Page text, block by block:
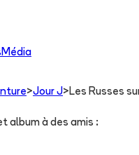
Média
>Jour J> Les Russes
album à des amis :